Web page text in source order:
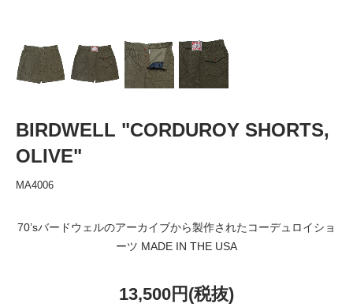
BIRDWELL "CORDUROY SHORTS,
OLIVE"
MA4006
70’sバードウェルのアーカイブから製作されたコーデュロイショ
ーツ MADE IN THE USA
13,500円(税抜)